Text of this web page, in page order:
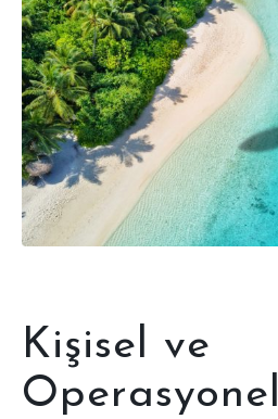
Kişisel ve
Operasyonel